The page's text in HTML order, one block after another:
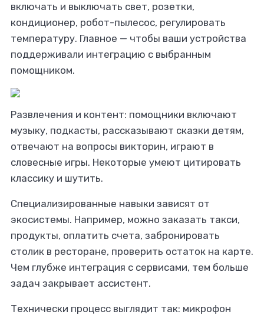
включать и выключать свет, розетки,
кондиционер, робот-пылесос, регулировать
температуру. Главное — чтобы ваши устройства
поддерживали интеграцию с выбранным
помощником.
Развлечения и контент: помощники включают
музыку, подкасты, рассказывают сказки детям,
отвечают на вопросы викторин, играют в
словесные игры. Некоторые умеют цитировать
классику и шутить.
Специализированные навыки зависят от
экосистемы. Например, можно заказать такси,
продукты, оплатить счета, забронировать
столик в ресторане, проверить остаток на карте.
Чем глубже интеграция с сервисами, тем больше
задач закрывает ассистент.
Технически процесс выглядит так: микрофон